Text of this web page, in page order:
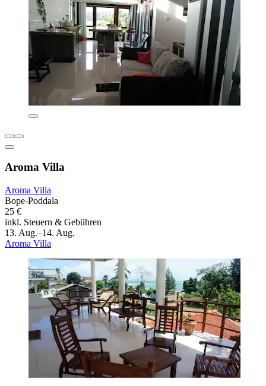
Aroma Villa
Aroma Villa
Bope-Poddala
25 €
inkl. Steuern & Gebühren
13. Aug.–14. Aug.
Aroma Villa